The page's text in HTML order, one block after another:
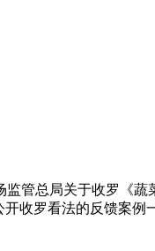
管总局关于收罗《蔬
收罗看法的反馈案例